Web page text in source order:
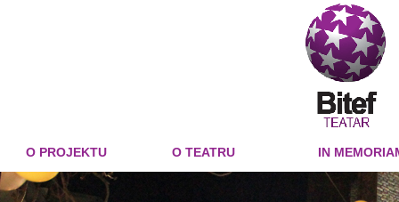
O PROJEKTU O TEATRU IN